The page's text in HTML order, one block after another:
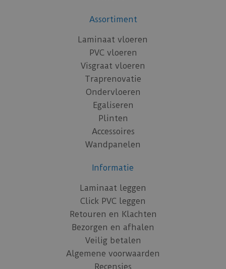
Assortiment
Laminaat vloeren
PVC vloeren
Visgraat vloeren
Traprenovatie
Ondervloeren
Egaliseren
Plinten
Accessoires
Wandpanelen
Informatie
Laminaat leggen
Click PVC leggen
Retouren en Klachten
Bezorgen en afhalen
Veilig betalen
Algemene voorwaarden
Recensies